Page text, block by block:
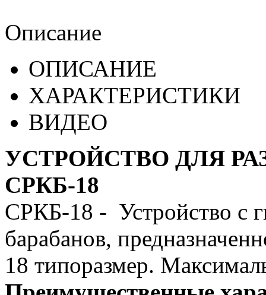
Описание
ОПИСАНИЕ
ХАРАКТЕРИСТИКИ
ВИДЕО
УСТРОЙСТВО ДЛЯ
СРКБ-18
СРКБ-18 - Устройство с
барабанов,
18 типоразмер.